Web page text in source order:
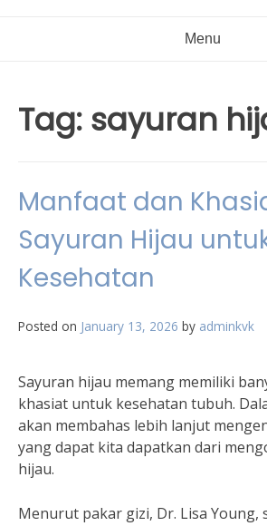
Menu
Tag: sayuran
Manfaat dan
Sayuran Hijau
Kesehatan
Posted on January 13, 2026 by adminkvk
Sayuran hijau memang memiliki
khasiat untuk kesehatan tubuh.
akan membahas lebih lanjut
yang dapat kita dapatkan dari
hijau.
Menurut pakar gizi, Dr. Lisa Young,